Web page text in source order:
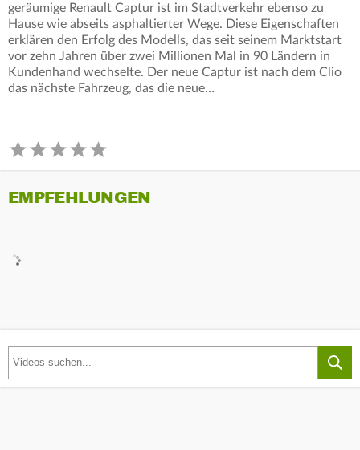
geräumige Renault Captur ist im Stadtverkehr ebenso zu
Hause wie abseits asphaltierter Wege. Diese Eigenschaften
erklären den Erfolg des Modells, das seit seinem Marktstart
vor zehn Jahren über zwei Millionen Mal in 90 Ländern in
Kundenhand wechselte. Der neue Captur ist nach dem Clio
das nächste Fahrzeug, das die neue…
EMPFEHLUNGEN